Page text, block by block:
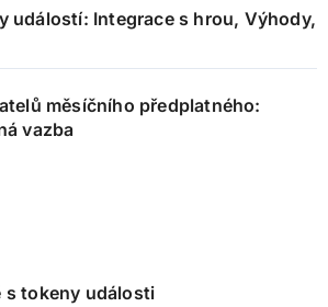
událostí: Integrace s hrou, Výhody,
měsíčního předplatného:
vazba
s tokeny události